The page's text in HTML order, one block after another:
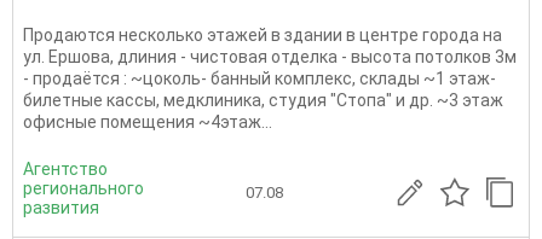
Продаются несколько этажей в здании в центре города на
ул. Ершова, длиния - чистовая отделка - высота потолков 3м
- продаётся : ~цоколь- банный комплекс, склады ~1 этаж-
билетные кассы, медклиника, студия "Стопа" и др. ~3 этаж
офисные помещения ~4этаж...
Агентство
регионального
развития
07.08